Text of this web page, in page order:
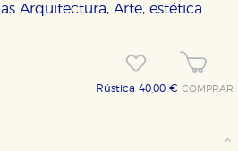
Arquitectura, Arte, estética
Rústica 40,00 €COMPRAR